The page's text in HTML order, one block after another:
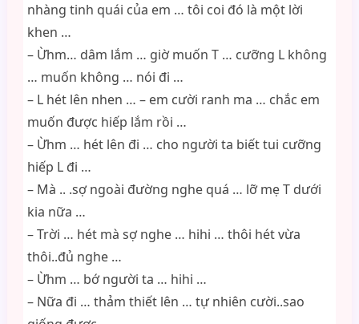
nhàng tinh quái của em … tôi coi đó là một lời
khen …
– Ừhm… dâm lắm … giờ muốn T … cưỡng L không
… muốn không … nói đi …
– L hét lên nhen … – em cười ranh ma … chắc em
muốn được hiếp lắm rồi …
– Ừhm … hét lên đi … cho người ta biết tui cưỡng
hiếp L đi …
– Mà .. .sợ ngoài đường nghe quá … lỡ mẹ T dưới
kia nữa …
– Trời … hét mà sợ nghe … hihi … thôi hét vừa
thôi..đủ nghe …
– Ừhm … bớ người ta … hihi …
– Nữa đi … thảm thiết lên … tự nhiên cười..sao